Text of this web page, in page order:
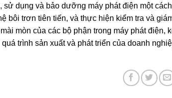
sử dụng và bảo dưỡng máy phát điện một
bôi trơn tiên tiến, và thực hiện kiểm tra và
mòn của các bộ phận trong máy phát
trình sản xuất và phát triển của doanh